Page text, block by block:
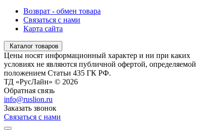
Возврат - обмен товара
Связаться с нами
Карта сайта
Каталог товаров
Цены носят информационный характер и ни при каких
условиях не являются публичной офертой, определяемой
положением Статьи 435 ГК РФ.
ТД «РусЛайн» © 2026
Обратная связь
info@ruslion.ru
Заказать звонок
Связаться с нами